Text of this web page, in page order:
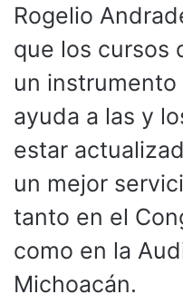
Rogelio
que los cursos
un
ayuda a las y
estar
un mejor
tanto en el
como en la
Michoacán.